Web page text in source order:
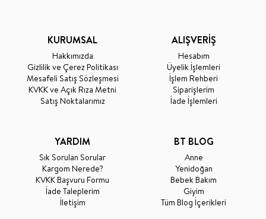
KURUMSAL
Hakkımızda
Gizlilik ve Çerez Politikası
Mesafeli Satış Sözleşmesi
KVKK ve Açık Rıza Metni
Satış Noktalarımız
ALIŞVERİŞ
Hesabım
Üyelik İşlemleri
İşlem Rehberi
Siparişlerim
İade İşlemleri
YARDIM
Sık Sorulan Sorular
Kargom Nerede?
KVKK Başvuru Formu
İade Taleplerim
İletişim
BT BLOG
Anne
Yenidoğan
Bebek Bakım
Giyim
Tüm Blog İçerikleri